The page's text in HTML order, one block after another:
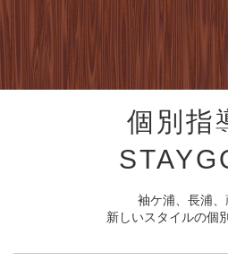
個別指
袖ケ浦、長浦
新しいスタイルの個